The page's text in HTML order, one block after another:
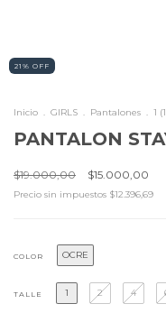
21 % OFF
Inicio . GIRLS . Pantalones . 1
PANTALON
$19.000,00 $15.000,00
Precio sin impuestos $12.396,69
COLOR OCRE
TALLE 1 2 4